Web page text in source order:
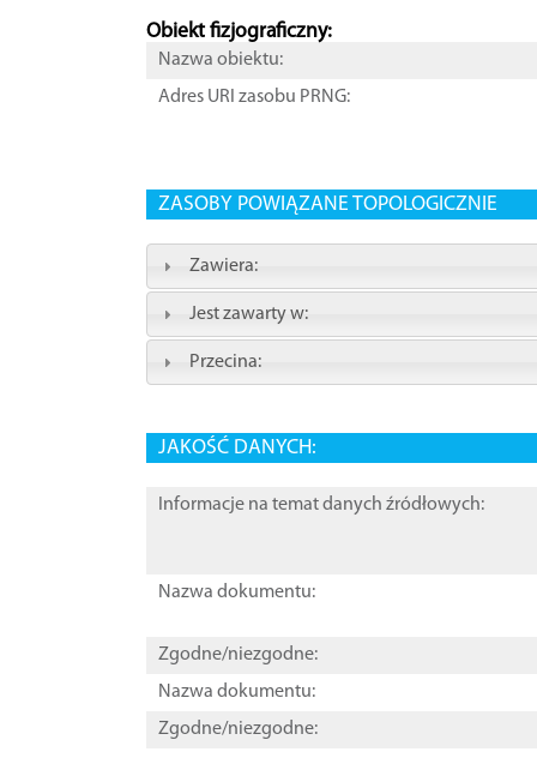
Obiekt fizjograficzny:
Nazwa obiektu:
Adres URI zasobu PRNG:
ZASOBY POWIĄZANE TOPOLOGICZNIE
Zawiera:
Jest zawarty w:
Przecina:
JAKOŚĆ DANYCH:
Informacje na temat danych źródłowych:
Nazwa dokumentu:
Zgodne/niezgodne:
Nazwa dokumentu:
Zgodne/niezgodne: